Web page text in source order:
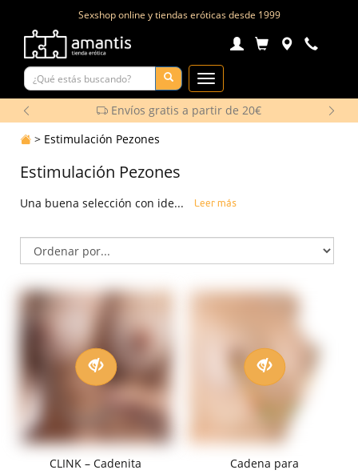
Sexshop online y tiendas eróticas desde 1999
Toggle
Navigation
Envíos gratis a partir de 20€
> Estimulación Pezones
Estimulación Pezones
Una buena selección con ide... Leer más
CLINK – Cadenita
Cadena para